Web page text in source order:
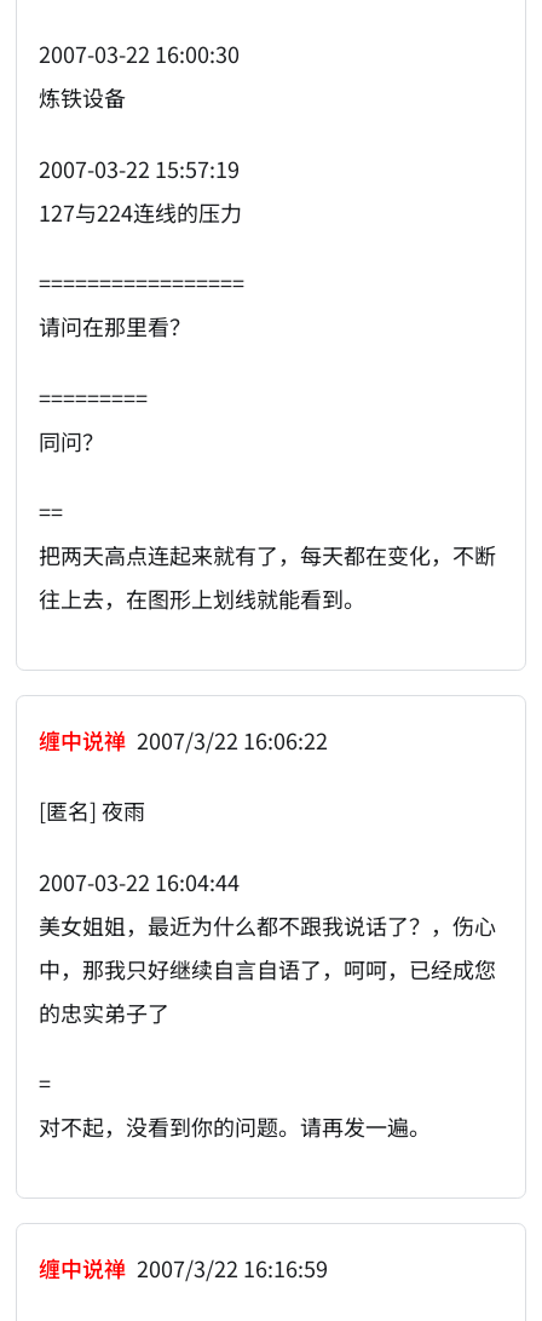
2007-03-22 16:00:30
炼铁设备
2007-03-22 15:57:19
127与224连线的压力
=================
请问在那里看？
=========
同问？
==
把两天高点连起来就有了，每天都在变化，不断
往上去，在图形上划线就能看到。
缠中说禅 2007/3/22 16:06:22
[匿名] 夜雨
2007-03-22 16:04:44
美女姐姐，最近为什么都不跟我说话了？，伤心
中，那我只好继续自言自语了，呵呵，已经成您
的忠实弟子了
=
对不起，没看到你的问题。请再发一遍。
缠中说禅 2007/3/22 16:16:59